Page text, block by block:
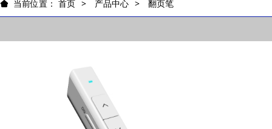
当前位置： 首页 产品中心 翻页笔